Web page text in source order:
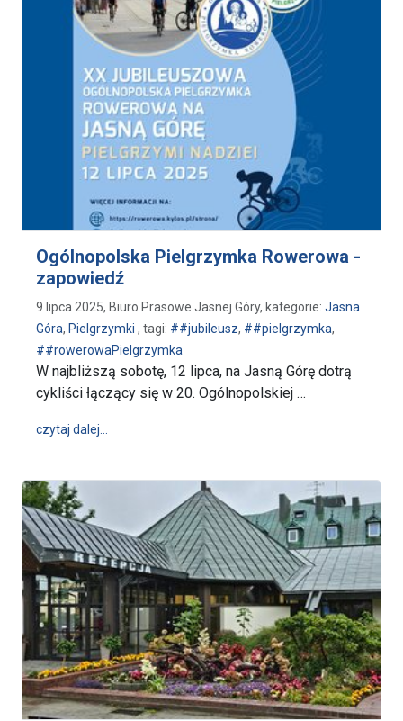
Ogólnopolska Pielgrzymka Rowerowa -
zapowiedź
9 lipca 2025, Biuro Prasowe Jasnej Góry, kategorie: Jasna
Góra, Pielgrzymki , tagi: ##jubileusz, ##pielgrzymka,
##rowerowaPielgrzymka
W najbliższą sobotę, 12 lipca, na Jasną Górę dotrą
cykliści łączący się w 20. Ogólnopolskiej …
czytaj dalej…